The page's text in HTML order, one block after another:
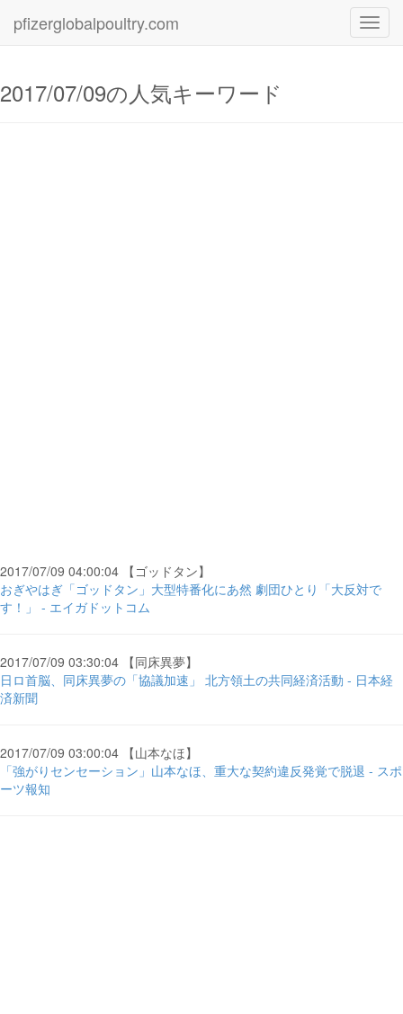
pfizerglobalpoultry.com
2017/07/09の人気キーワード
2017/07/09 04:00:04 【ゴッドタン】
おぎやはぎ「ゴッドタン」大型特番化にあ然 劇団ひとり「大反対で
す！」 - エイガドットコム
2017/07/09 03:30:04 【同床異夢】
日ロ首脳、同床異夢の「協議加速」 北方領土の共同経済活動 - 日本経
済新聞
2017/07/09 03:00:04 【山本なほ】
「強がりセンセーション」山本なほ、重大な契約違反発覚で脱退 - スポ
ーツ報知